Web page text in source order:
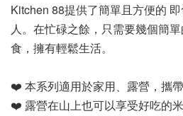
Kitchen 88提供了簡單且方便的
人。在忙碌之餘，只需要幾個簡
食，擁有輕鬆生活。
❤️ 本系列適用於家用、露營，攜
❤️ 露營在山上也可以享受好吃的米